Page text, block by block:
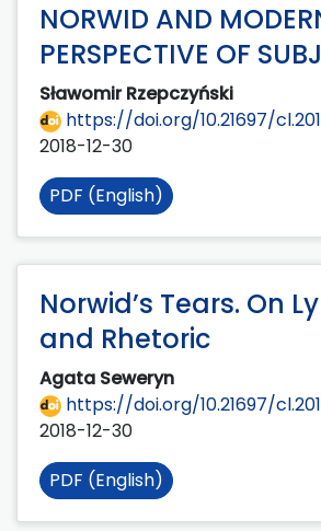
NORWID AND
PERSPECTIVE OF
Sławomir Rzepczyński
https://doi.org/10.21697/
2018-12-30
PDF (English)
Norwid’s Tears. On
and Rhetoric
Agata Seweryn
https://doi.org/10.21697/
2018-12-30
PDF (English)